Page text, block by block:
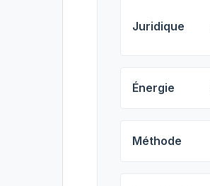
Juridique
Énergie
Méthode